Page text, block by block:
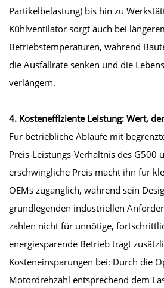
Partikelbelastung) bis hin zu
Kühlventilator sorgt auch bei
Betriebstemperaturen, während
die Ausfallrate senken und die
verlängern.
4. Kosteneffiziente Leistung: Wert,
Für betriebliche Abläufe mit
Preis-Leistungs-Verhältnis des G500
erschwingliche Preis macht ihn für
OEMs zugänglich, während sein
grundlegenden industriellen
zahlen nicht für unnötige,
energiesparende Betrieb trägt
Kosteneinsparungen bei: Durch die
Motordrehzahl entsprechend dem